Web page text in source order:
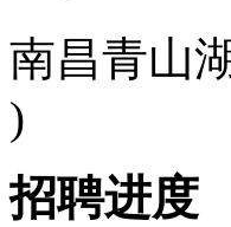
南昌青山
)
招聘进度